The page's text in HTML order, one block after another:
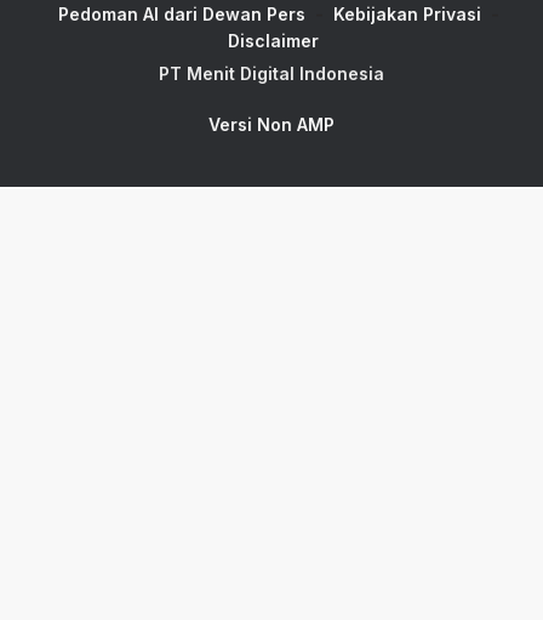
Pedoman AI dari Dewan Pers
Kebijakan Privasi
Disclaimer
PT Menit Digital Indonesia
Versi Non AMP